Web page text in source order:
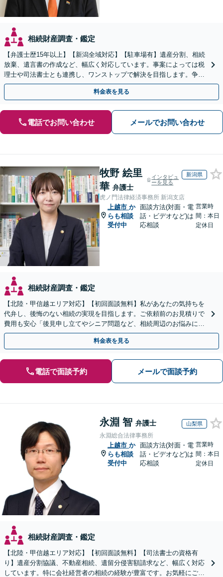
相続財産調査・鑑定
【弁護士歴15年以上】【新潟全域対応】【駐車場有】遺産分割、相続
放棄、遺言書の作成など、幅広く対応しています。事案によっては税
理士や司法書士とも連携し、ワンストップで解決を目指します。争い
を防ぐためにもぜひご相談ください。【分割払い可】
料金表を見る
電話でお問い合わせ メールでお問い合わせ
牧野 絵里
華 弁護士
インタビュ
ーを見る
新潟県
虎ノ門法律経済事務所 新潟支店
上越市 か
らも相談
受付中
面談方法(対面・電
話・ビデオなど)は
応相談
営業時
間：本日
定休日
相続財産調査・鑑定
【北陸・甲信越エリア対応】【初回面談無料】私があなたの気持ちを
代弁し、後悔のない相続の実現を目指します。ご依頼前のお見積りで
費用も安心「後見申し立てやシニア問題など、相続周辺のお悩みにも
対処可能」【WEB面談対応】
料金表を見る
電話で面談予約 メールで面談予約
永淵 智 弁護士 山梨県
永淵総合法律事務所
上越市 か
らも相談
受付中
面談方法(対面・電
話・ビデオなど)は
応相談
営業時
間：本日
定休日
相続財産調査・鑑定
【北陸・甲信越エリア対応】【初回面談無料】【司法書士の資格有
り】遺産分割協議、不動産相続、遺留分侵害額請求など、幅広く対応
しています。特に会社経営者の相続の経験が豊富です。お気軽にご相